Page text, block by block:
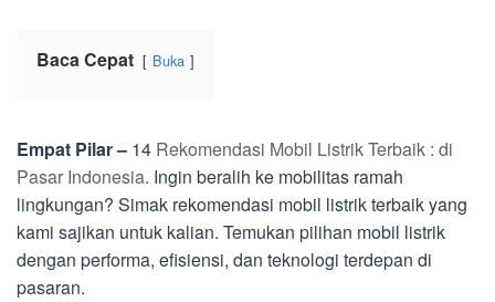
Baca Cepat Buka
Empat Pilar – 14 Rekomendasi Mobil Listrik Terbaik : di
Pasar Indonesia. Ingin beralih ke mobilitas ramah
lingkungan? Simak rekomendasi mobil listrik terbaik yang
kami sajikan untuk kalian. Temukan pilihan mobil listrik
dengan performa, efisiensi, dan teknologi terdepan di
pasaran.